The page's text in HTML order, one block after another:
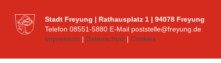
Stadt Freyung | Rathausplatz 1 | 94078 Freyung
Telefon 08551-5880 E-Mail poststelle@freyung.de
Impressum | Datenschutz | Cookies